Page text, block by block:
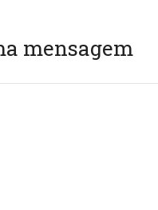
mensagem